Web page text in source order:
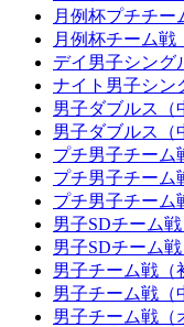
月例杯プチチー
月例杯チーム戦
デイ男子シング
ナイト男子シン
男子ダブルス（
男子ダブルス（
プチ男子チーム
プチ男子チーム
プチ男子チーム
男子SDチーム戦
男子SDチーム戦
男子チーム戦（
男子チーム戦（
男子チーム戦（